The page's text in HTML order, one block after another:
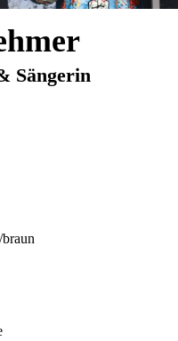
Sängerin